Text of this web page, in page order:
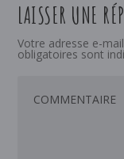
LAISSER UNE
Votre adresse e-
obligatoires sont